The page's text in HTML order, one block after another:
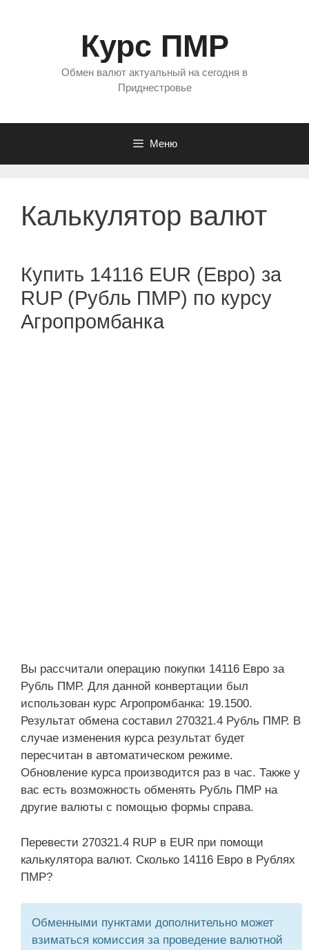
Курс ПМР
Обмен валют актуальный на сегодня в
Приднестровье
Меню
Калькулятор валют
Купить 14116 EUR (Евро) за
RUP (Рубль ПМР) по курсу
Агропромбанка
Вы рассчитали операцию покупки 14116 Евро за
Рубль ПМР. Для данной конвертации был
использован курс Агропромбанка: 19.1500.
Результат обмена составил 270321.4 Рубль ПМР. В
случае изменения курса результат будет
пересчитан в автоматическом режиме.
Обновление курса производится раз в час. Также у
вас есть возможность обменять Рубль ПМР на
другие валюты с помощью формы справа.
Перевести 270321.4 RUP в EUR при помощи
калькулятора валют. Сколько 14116 Евро в Рублях
ПМР?
Обменными пунктами дополнительно может
взиматься комиссия за проведение валютной